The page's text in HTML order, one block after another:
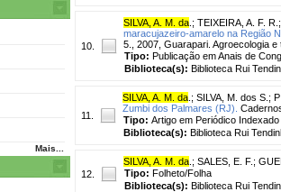
Mais...
10.
SILVA, A. M. da ; TEIXEIRA, A. F. R.
maracujazeiro-amarelo na Região
5., 2007, Guarapari. Agroecologia
Tipo: Publicação em Anais de
Biblioteca(s): Biblioteca Rui
11.
SILVA, A. M. da ; SILVA, M. dos S. ;
Zumbi dos Palmares (RJ).
Tipo: Artigo em Periódico Indexado
Biblioteca(s): Biblioteca Rui
12.
SILVA, A. M. da ; SALES, E. F. ;
Tipo: Folheto/Folha
Biblioteca(s): Biblioteca Rui